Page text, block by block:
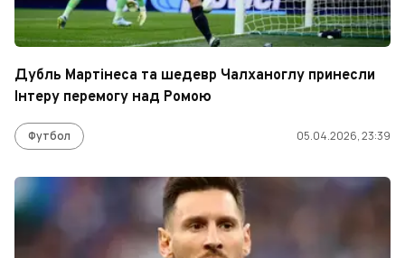
Дубль Мартінеса та шедевр Чалханоглу принесли
Інтеру перемогу над Ромою
Футбол 05.04.2026, 23:39